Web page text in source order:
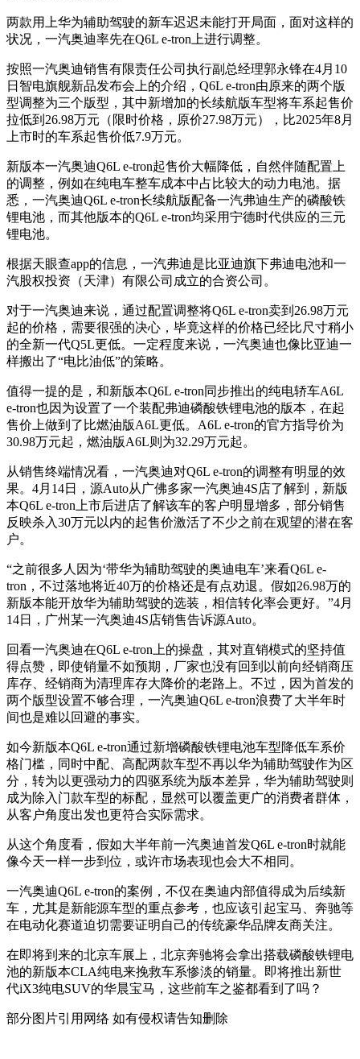
两款用上华为辅助驾驶的新车迟迟未能打开局面，面对这样的
状况，一汽奥迪率先在Q6L e-tron上进行调整。
按照一汽奥迪销售有限责任公司执行副总经理郭永锋在4月10
日智电旗舰新品发布会上的介绍，Q6L e-tron由原来的两个版
型调整为三个版型，其中新增加的长续航版车型将车系起售价
拉低到26.98万元（限时价格，原价27.98万元），比2025年8月
上市时的车系起售价低7.9万元。
新版本一汽奥迪Q6L e-tron起售价大幅降低，自然伴随配置上
的调整，例如在纯电车整车成本中占比较大的动力电池。据
悉，一汽奥迪Q6L e-tron长续航版配备一汽弗迪生产的磷酸铁
锂电池，而其他版本的Q6L e-tron均采用宁德时代供应的三元
锂电池。
根据天眼查app的信息，一汽弗迪是比亚迪旗下弗迪电池和一
汽股权投资（天津）有限公司成立的合资公司。
对于一汽奥迪来说，通过配置调整将Q6L e-tron卖到26.98万元
起的价格，需要很强的决心，毕竟这样的价格已经比尺寸稍小
的全新一代Q5L更低。一定程度来说，一汽奥迪也像比亚迪一
样搬出了“电比油低”的策略。
值得一提的是，和新版本Q6L e-tron同步推出的纯电轿车A6L
e-tron也因为设置了一个装配弗迪磷酸铁锂电池的版本，在起
售价上做到了比燃油版A6L更低。A6L e-tron的官方指导价为
30.98万元起，燃油版A6L则为32.29万元起。
从销售终端情况看，一汽奥迪对Q6L e-tron的调整有明显的效
果。4月14日，源Auto从广佛多家一汽奥迪4S店了解到，新版
本Q6L e-tron上市后进店了解该车的客户明显增多，部分销售
反映杀入30万元以内的起售价激活了不少之前在观望的潜在客
户。
“之前很多人因为‘带华为辅助驾驶的奥迪电车’来看Q6L e-
tron，不过落地将近40万的价格还是有点劝退。假如26.98万的
新版本能开放华为辅助驾驶的选装，相信转化率会更好。”4月
14日，广州某一汽奥迪4S店销售告诉源Auto。
回看一汽奥迪在Q6L e-tron上的操盘，其对直销模式的坚持值
得点赞，即使销量不如预期，厂家也没有回到以前向经销商压
库存、经销商为清理库存大降价的老路上。不过，因为首发的
两个版型设置不够合理，一汽奥迪Q6L e-tron浪费了大半年时
间也是难以回避的事实。
如今新版本Q6L e-tron通过新增磷酸铁锂电池车型降低车系价
格门槛，同时中配、高配两款车型不再以华为辅助驾驶作为区
分，转为以更强动力的四驱系统为版本差异，华为辅助驾驶则
成为除入门款车型的标配，显然可以覆盖更广的消费者群体，
从客户角度出发也更符合实际需求。
从这个角度看，假如大半年前一汽奥迪首发Q6L e-tron时就能
像今天一样一步到位，或许市场表现也会大不相同。
一汽奥迪Q6L e-tron的案例，不仅在奥迪内部值得成为后续新
车，尤其是新能源车型的重点参考，也应该引起宝马、奔驰等
在电动化赛道迫切需要证明自己的传统豪华品牌友商关注。
在即将到来的北京车展上，北京奔驰将会拿出搭载磷酸铁锂电
池的新版本CLA纯电来挽救车系惨淡的销量。即将推出新世
代iX3纯电SUV的华晨宝马，这些前车之鉴都看到了吗？
部分图片引用网络 如有侵权请告知删除